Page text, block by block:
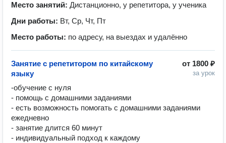
Место занятий: Дистанционно, у репетитора, у ученика
Дни работы: Вт, Ср, Чт, Пт
Место работы: по адресу, на выездах и удалённо
от 1800 ₽
за урок
Занятие с репетитором по китайскому
языку
-обучение с нуля
- помощь с домашними заданиями
- есть возможность помогать с домашними заданиями
ежедневно
- занятие длится 60 минут
- индивидуальный подход к каждому